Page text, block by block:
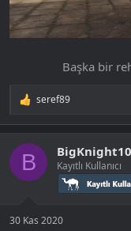
Başka bir
T
p
k
e
seref89
B Kayıtlı Kullanıcı
30 Kas 2020